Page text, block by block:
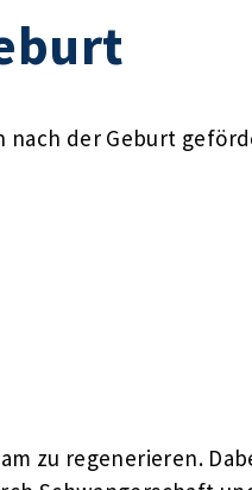
nach der Geburt
zu regenerieren.